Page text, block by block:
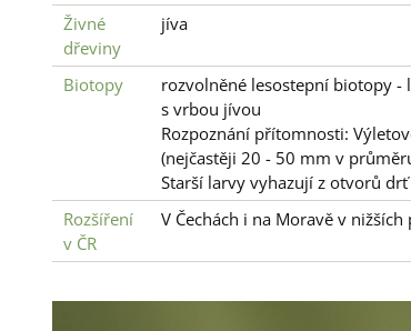
Živné
dřeviny
jíva
Biotopy
rozvolněné lesostepní biotopy -
s vrbou jívou
Rozpoznání přítomnosti:
(nejčastěji 20 - 50 mm v
Starší larvy vyhazují z otvorů
Rozšíření
v ČR
V Čechách i na Moravě v